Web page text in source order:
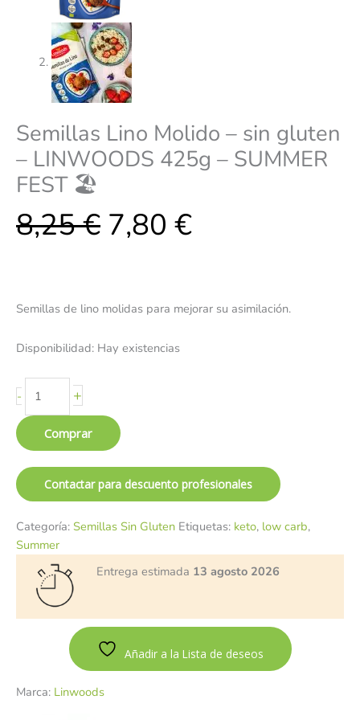
Semillas Lino Molido – sin gluten
– LINWOODS 425g – SUMMER
FEST 🏖️
8,25€ 7,80 €
Semillas de lino molidas para mejorar su asimilación.
Disponibilidad: Hay existencias
- +
Comprar
Contactar para descuento profesionales
Categoría: Semillas Sin Gluten Etiquetas: keto, low carb,
Summer
Entrega estimada 13 agosto 2026
Añadir a la Lista de deseos
Marca: Linwoods